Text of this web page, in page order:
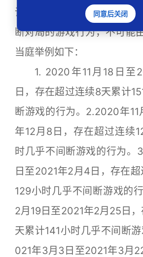
说明表示，原告存在多次连
断对局的游戏行为，不可能
当庭举例如下：
1. 2020年11月18日至
日，存在超过连续8天累计
断游戏的行为。2.2020年
年12月8日，存在超过连续
时几乎不间断游戏的行为。
日至2021年2月4日，存在
129小时几乎不间断游戏的
2月19日至2021年2月25日
天累计141小时几乎不间断
021年3月3日至2021年3月
同意后关闭